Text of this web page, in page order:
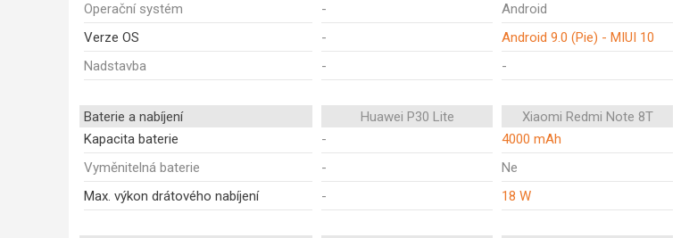
Operační systém
- Android
Verze OS
- Android 9.0 (Pie) - MIUI 10
Nadstavba
- -
Baterie a nabíjení Huawei P30 Lite Xiaomi Redmi Note 8T
Kapacita baterie
- 4000 mAh
Vyměnitelná baterie
- Ne
Max. výkon drátového nabíjení
- 18 W